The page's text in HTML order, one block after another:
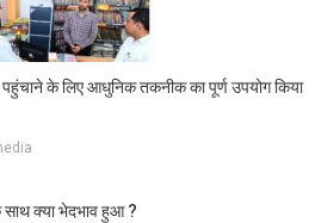
के लिए आधुनिक तकनीक का पूर्ण उपयोग किया
साथ क्या भेदभाव हुआ ?